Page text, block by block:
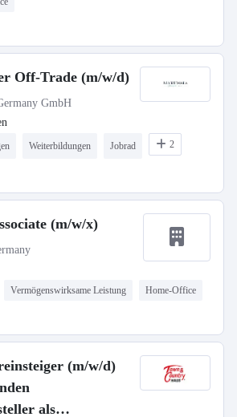
Off-Trade (m/w/d)
GmbH
Weiterbildungen Jobrad 2
(m/w/x)
Vermögenswirksame Leistung Home-Office
(m/w/d)
als